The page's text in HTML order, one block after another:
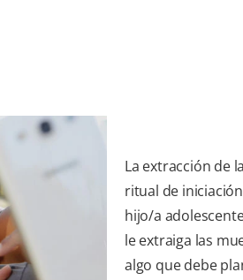
La extracción de
ritual de
hijo/a
le extraiga las
algo que debe